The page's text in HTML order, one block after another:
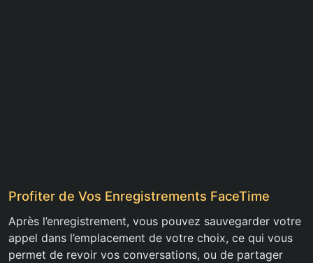
Profiter de Vos Enregistrements FaceTime
Après l’enregistrement, vous pouvez sauvegarder votre
appel dans l’emplacement de votre choix, ce qui vous
permet de revoir vos conversations, ou de partager